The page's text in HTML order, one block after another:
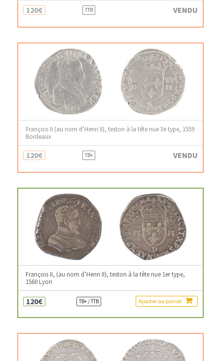
120€ TTB VENDU
François II (au nom d’Henri II), teston à la tête nue 3e type, 1559
Bordeaux
120€ TB+ VENDU
François II, (au nom d’Henri II), teston à la tête nue 1er type,
1560 Lyon
120€ TB+ / TTB Ajouter au panier